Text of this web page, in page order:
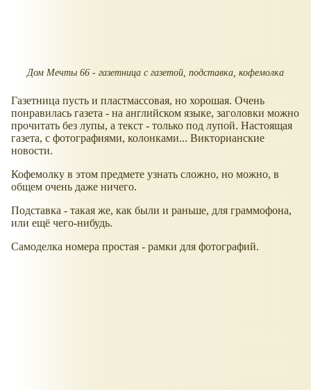
Дом Мечты 66 - газетница с газетой, подставка, кофемолка
Газетница пусть и пластмассовая, но хорошая. Очень
понравилась газета - на английском языке, заголовки можно
прочитать без лупы, а текст - только под лупой. Настоящая
газета, с фотографиями, колонками... Викторианские
новости.
Кофемолку в этом предмете узнать сложно, но можно, в
общем очень даже ничего.
Подставка - такая же, как были и раньше, для граммофона,
или ещё чего-нибудь.
Самоделка номера простая - рамки для фотографий.